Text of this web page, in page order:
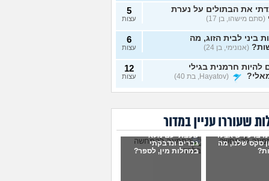
את הבתולים על נערת
(סתם מישהו, בן 17)
5
עצות
ביני לבית הזוג, מה
(אנונימי, בן 24)
6
עצות
להיות חרמנית בגילי
(Hayatov, בת 40)
12
עצות
18)
יחד עם הבן זוג, והוא
עליי ולא חושק בי,
(כינוי, בת 26)
9
עצות
שעוררו עניין במדור
ברע ויש אצלו
סקס שלנו, מה
שכבתי עם מלא
גברים ונדבקתי
במחלות מין, לספר?